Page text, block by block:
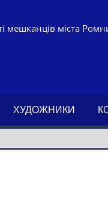
мешканців міста
ХУДОЖНИКИ